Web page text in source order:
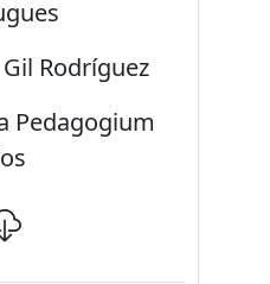
Rodríguez
Pedagogium